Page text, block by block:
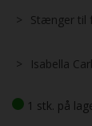
Stænger til
Isabella
1 stk. på